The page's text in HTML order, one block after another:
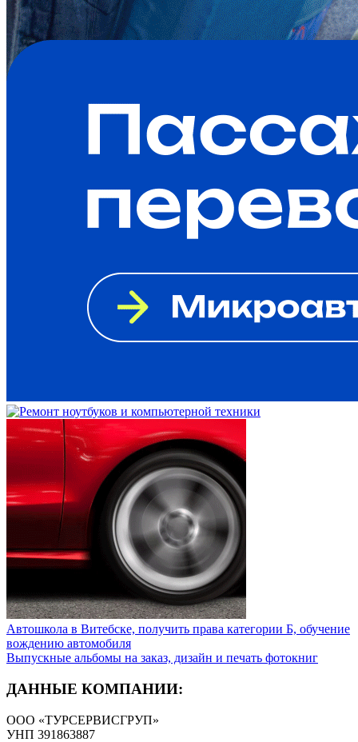
Автошкола в Витебске, получить права категории Б, обучение
вождению автомобиля
Выпускные альбомы на заказ, дизайн и печать фотокниг
ДАННЫЕ КОМПАНИИ:
ООО «ТУРСЕРВИСГРУП»
УНП 391863887